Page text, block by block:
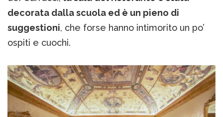
decorata dalla scuola ed è un pieno di
suggestioni, che forse hanno intimorito un po’
ospiti e cuochi.